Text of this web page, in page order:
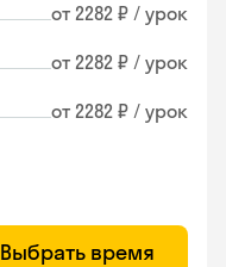
от 2282 ₽ / урок
от 2282 ₽ / урок
от 2282 ₽ / урок
Выбрать время